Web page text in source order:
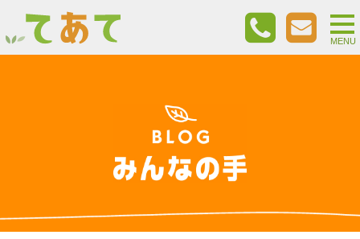
MENU